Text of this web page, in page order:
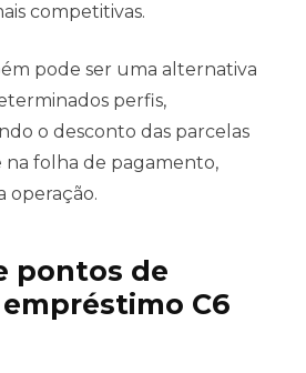
competitivas.
pode ser uma alternativa
perfis,
o desconto das parcelas
folha de pagamento,
operação.
pontos de
C6